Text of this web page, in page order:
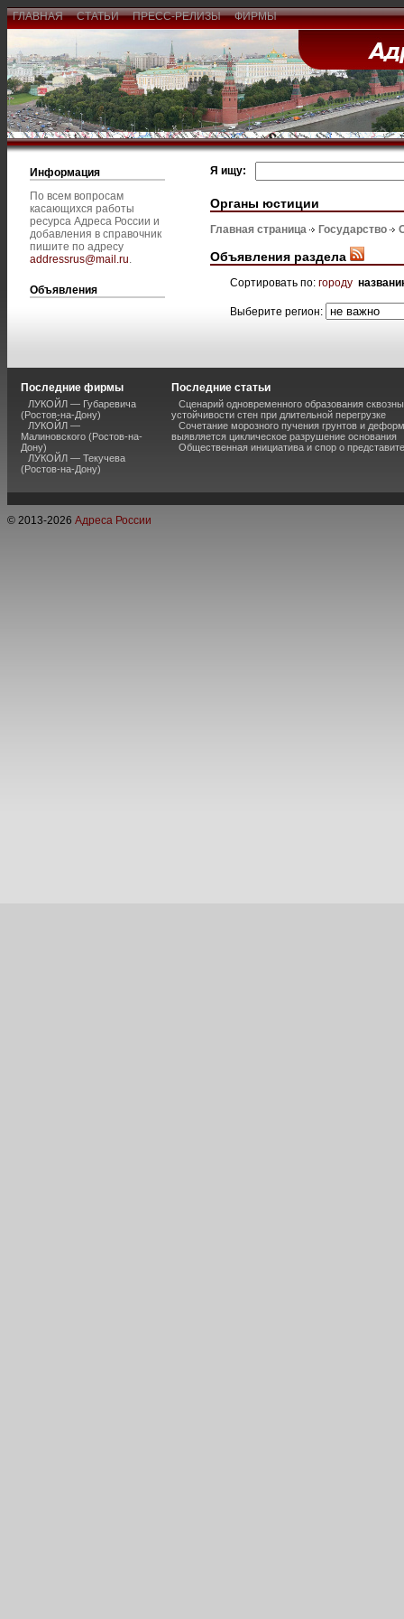
ГЛАВНАЯ СТАТЬИ ПРЕСС-РЕЛИЗЫ ФИРМЫ
Информация
По всем вопросам
касающихся работы
ресурса Адреса России и
добавления в справочник
пишите по адресу
addressrus@mail.ru.
Объявления
Я ищу:
Органы юстиции
Главная страница Государство
Объявления раздела
Сортировать по: городу
Выберите регион:
Последние фирмы
ЛУКОЙЛ — Губаревича
(Ростов-на-Дону)
ЛУКОЙЛ —
Малиновского (Ростов-на-
Дону)
ЛУКОЙЛ — Текучева
(Ростов-на-Дону)
Последние статьи
Сценарий одновременного образования
устойчивости стен при длительной перегрузке
Сочетание морозного пучения грунтов и
выявляется циклическое разрушение основания
Общественная инициатива и спор о
© 2013-2026 Адреса России